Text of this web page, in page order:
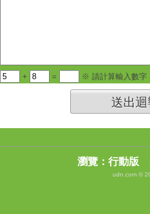
+ = ※ 請計算輸入數字
送出迴
瀏覽： 行動版
udn.com ©